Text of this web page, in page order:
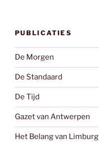
PUBLICATIES
De Morgen
De Standaard
De Tijd
Gazet van Antwerpen
Het Belang van Limburg